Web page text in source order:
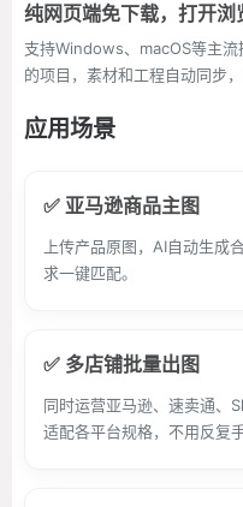
纯网页端免下载，打开浏
支持Windows、macOS等主
的项目，素材和工程自动同步
应用场景
✅ 亚马逊商品主图
上传产品原图，AI自动生成
求一键匹配。
✅ 多店铺批量出图
同时运营亚马逊、速卖通、
适配各平台规格，不用反复手